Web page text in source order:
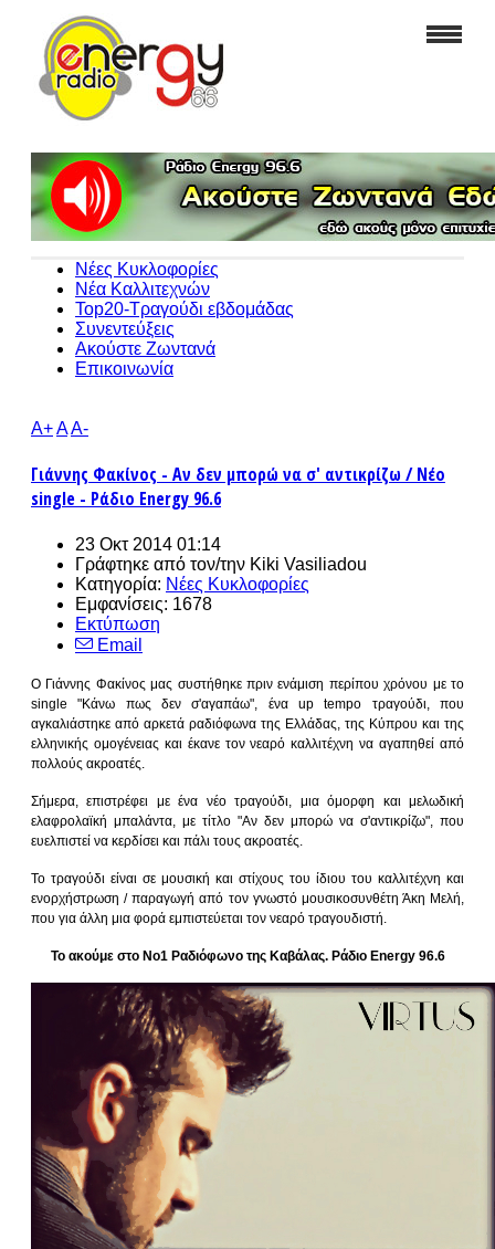
Νέες Κυκλοφορίες
Νέα Καλλιτεχνών
Top20-Τραγούδι εβδομάδας
Συνεντεύξεις
Ακούστε Ζωντανά
Επικοινωνία
A+AA-
Γιάννης Φακίνος - Αν δεν μπορώ να σ' αντικρίζω / Νέο
single - Ράδιο Energy 96.6
23 Οκτ 2014 01:14
Γράφτηκε από τον/την Kiki Vasiliadou
Κατηγορία: Νέες Κυκλοφορίες
Εμφανίσεις: 1678
Εκτύπωση
Email
Ο Γιάννης Φακίνος μας συστήθηκε πριν ενάμιση περίπου χρόνου με το
single "Κάνω πως δεν σ'αγαπάω", ένα up tempo τραγούδι, που
αγκαλιάστηκε από αρκετά ραδιόφωνα της Ελλάδας, της Κύπρου και της
ελληνικής ομογένειας και έκανε τον νεαρό καλλιτέχνη να αγαπηθεί από
πολλούς ακροατές.
Σήμερα, επιστρέφει με ένα νέο τραγούδι, μια όμορφη και μελωδική
ελαφρολαϊκή μπαλάντα, με τίτλο "Αν δεν μπορώ να σ'αντικρίζω", που
ευελπιστεί να κερδίσει και πάλι τους ακροατές.
Το τραγούδι είναι σε μουσική και στίχους του ίδιου του καλλιτέχνη και
ενορχήστρωση / παραγωγή από τον γνωστό μουσικοσυνθέτη Άκη Μελή,
που για άλλη μια φορά εμπιστεύεται τον νεαρό τραγουδιστή.
Το ακούμε στο Νο1 Ραδιόφωνο της Καβάλας. Ράδιο Energy 96.6